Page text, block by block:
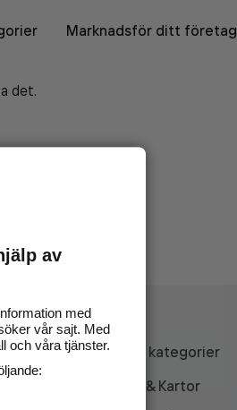
Marknadsför ditt företag
det.
på
Alla kategorier
API & Kartor
av
med
vår sajt. Med
och våra tjänster.